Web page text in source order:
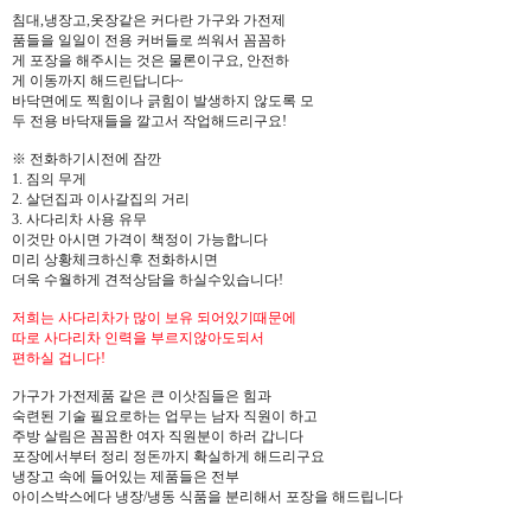
침대,냉장고,옷장같은 커다란 가구와 가전제
품들을 일일이 전용 커버들로 씌워서 꼼꼼하
게 포장을 해주시는 것은 물론이구요, 안전하
게 이동까지 해드린답니다~
바닥면에도 찍힘이나 긁힘이 발생하지 않도록 모
두 전용 바닥재들을 깔고서 작업해드리구요!
※ 전화하기시전에 잠깐
1. 짐의 무게
2. 살던집과 이사갈집의 거리
3. 사다리차 사용 유무
이것만 아시면 가격이 책정이 가능합니다
미리 상황체크하신후 전화하시면
더욱 수월하게 견적상담을 하실수있습니다!
저희는 사다리차가 많이 보유 되어있기때문에
따로 사다리차 인력을 부르지않아도되서
편하실 겁니다!
가구가 가전제품 같은 큰 이삿짐들은 힘과
숙련된 기술 필요로하는 업무는 남자 직원이 하고
주방 살림은 꼼꼼한 여자 직원분이 하러 갑니다
포장에서부터 정리 정돈까지 확실하게 해드리구요
냉장고 속에 들어있는 제품들은 전부
아이스박스에다 냉장/냉동 식품을 분리해서 포장을 해드립니다